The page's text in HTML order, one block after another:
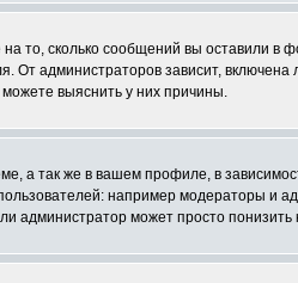
то, сколько сообщений вы оставили в
администраторов зависит, включена
выяснить у них причины.
а так же в вашем профиле, в
например модераторы и
администратор может просто